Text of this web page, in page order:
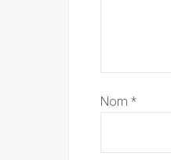
Nom *